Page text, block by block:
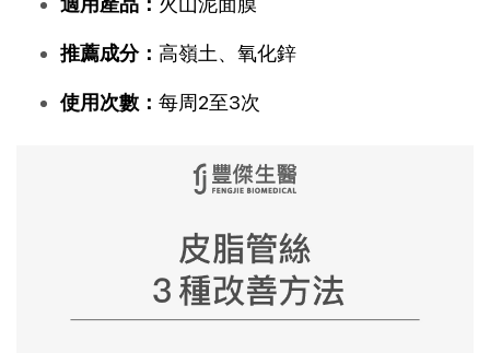
推薦成分： 高嶺土、氧化鋅
使用次數： 每周2至3次